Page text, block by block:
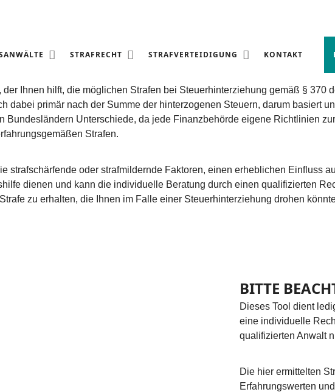
STRAFRECHT STRAFVERTEIDIGUNG KONTAKT
STEUERHINTERZIEHUNG?
Ihnen hilft, die möglichen Strafen bei Steuerhinterziehung gemäß § 370
primär nach der Summe der hinterzogenen Steuern, darum basiert
Unterschiede, da jede Finanzbehörde eigene Richtlinien
Strafen.
strafschärfende oder strafmildernde Faktoren, einen erheblichen Einfluss
dienen und kann die individuelle Beratung durch einen qualifizierten
zu erhalten, die Ihnen im Falle einer Steuerhinterziehung drohen
BITTE
Dieses Tool dient
eine individuelle
qualifizierten Anwalt
Die hier ermittelten
Erfahrungswerten